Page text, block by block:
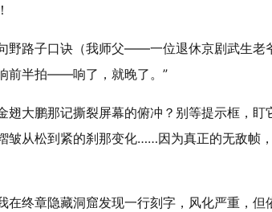
野路子口诀（我师父——一位退休京剧武生老
前半拍——响了，就晚了。 ”
翅大鹏那记撕裂屏幕的俯冲？别等提示框，
皱从松到紧的刹那变化……因为真正的无敌帧
在终章隐藏洞窟发现一行刻字，风化严重，